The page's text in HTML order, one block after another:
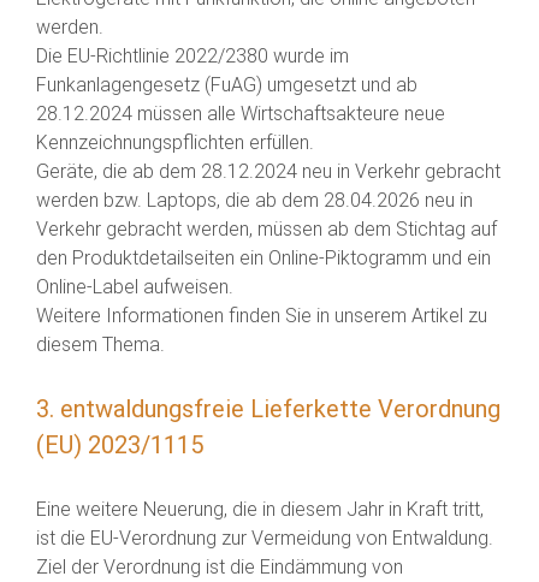
werden.
Die EU-Richtlinie 2022/2380 wurde im
Funkanlagengesetz (FuAG) umgesetzt und ab
28.12.2024 müssen alle Wirtschaftsakteure neue
Kennzeichnungspflichten erfüllen.
Geräte, die ab dem 28.12.2024 neu in Verkehr gebracht
werden bzw. Laptops, die ab dem 28.04.2026 neu in
Verkehr gebracht werden, müssen ab dem Stichtag auf
den Produktdetailseiten ein Online-Piktogramm und ein
Online-Label aufweisen.
Weitere Informationen finden Sie in unserem Artikel zu
diesem Thema.
3. entwaldungsfreie Lieferkette Verordnung
(EU) 2023/1115
Eine weitere Neuerung, die in diesem Jahr in Kraft tritt,
ist die EU-Verordnung zur Vermeidung von Entwaldung.
Ziel der Verordnung ist die Eindämmung von